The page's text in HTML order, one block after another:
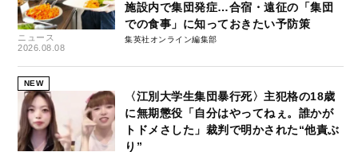
ニュース
2026.08.08
施設内で集団発症…合宿・遠征の「集団
での食事」に知っておきたい予防策
集英社オンライン編集部
NEW
〈江別大学生集団暴行死〉主犯格の18歳
に無期懲役「自分はやってねぇ。誰かが
トドメさした」裁判で明かされた“他責ぶ
り”